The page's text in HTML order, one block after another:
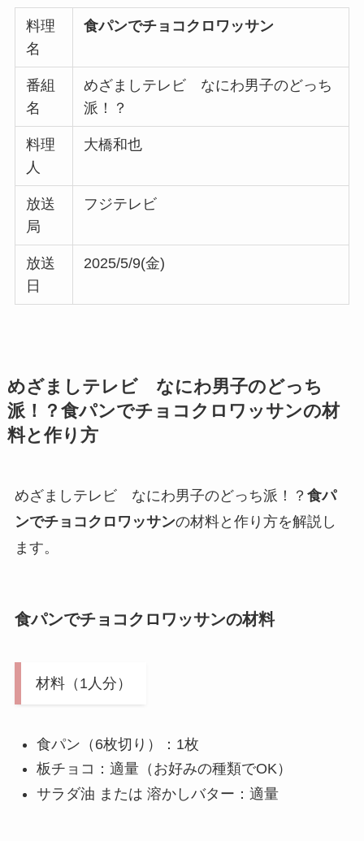
料理
名
食パンでチョコクロワッサン
番組
名
めざましテレビ なにわ男子のどっち
派！？
料理
人
大橋和也
放送
局
フジテレビ
放送
日
2025/5/9(金)
めざましテレビ なにわ男子のどっち
派！？ 食パンでチョコクロワッサンの材
料と作り方
めざましテレビ なにわ男子のどっち派！？ 食パ
ンでチョコクロワッサンの材料と作り方を解説し
ます。
食パンでチョコクロワッサンの材料
材料（1人分）
食パン（6枚切り）：1枚
板チョコ：適量（お好みの種類でOK）
サラダ油 または 溶かしバター：適量